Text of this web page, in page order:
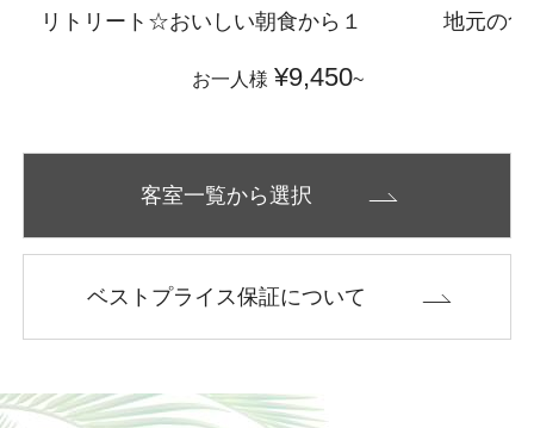
リトリート☆おいしい朝食から１
お一人様 ¥9,450~
地元の
客室一覧から選択
ベストプライス保証について